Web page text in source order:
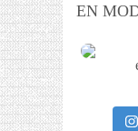
EN